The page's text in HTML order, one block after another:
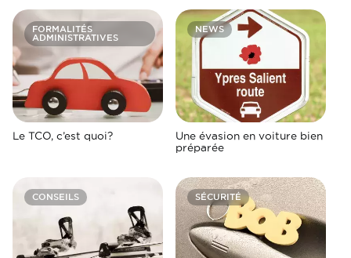
FORMALITÉS
ADMINISTRATIVES
Le TCO, c’est quoi?
NEWS
Une évasion en voiture bien
préparée
CONSEILS SÉCURITÉ